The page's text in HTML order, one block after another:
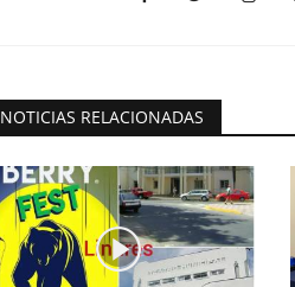
NOTICIAS RELACIONADAS